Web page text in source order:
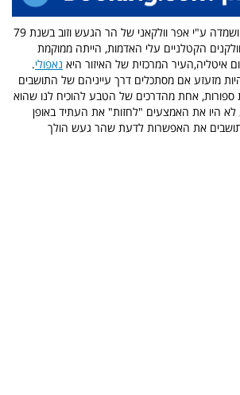
פומפיי עיר רומית אשר הושמדה ע"י אפר וולקאני של הר הגעש וזוב בשנת 79
הקטלניים עלי האדמות, הייתה ממוקמת
איטליה,העיר המרכזית של האיזור היא נאפולי.
מזעזע אם מסתכלים דרך עייניהם של התושבים
ספורות, אחת מהדרכים של הטבע להוכיח לנו שהוא
לא היו את האמצעים "לחזות" את העתיד באופן
את האפשרות לדעת שהר געש הולך